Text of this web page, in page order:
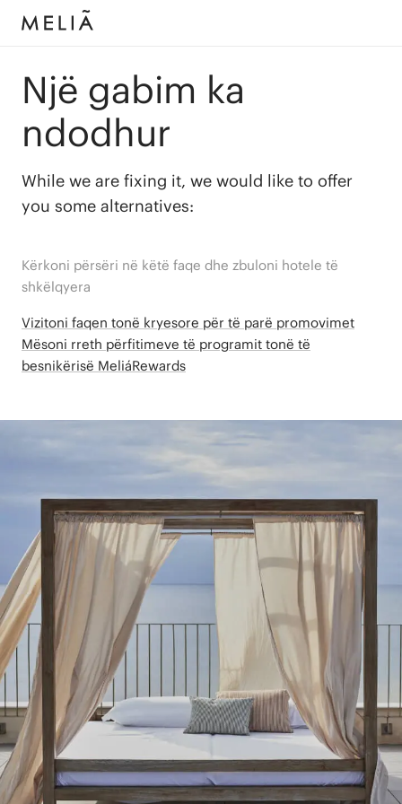
Një gabim ka
ndodhur
While we are fixing it, we would like to offer
you some alternatives:
Kërkoni përsëri në këtë faqe dhe zbuloni hotele të
shkëlqyera
Vizitoni faqen tonë kryesore për të parë promovimet
Mësoni rreth përfitimeve të programit tonë të
besnikërisë MeliáRewards